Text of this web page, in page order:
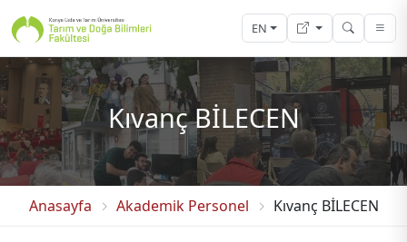
EN
Kıvanç BİLECEN
Anasayfa Akademik Personel Kıvanç BİLECEN